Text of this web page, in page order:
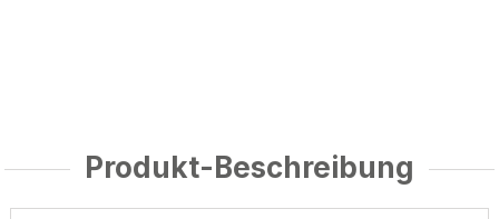
Produkt-Beschreibung